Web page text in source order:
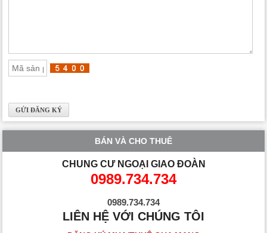
BÁN VÀ CHO THUÊ
CHUNG CƯ NGOẠI GIAO ĐOÀN
0989.734.734
0989.734.734
LIÊN HỆ VỚI CHÚNG TÔI